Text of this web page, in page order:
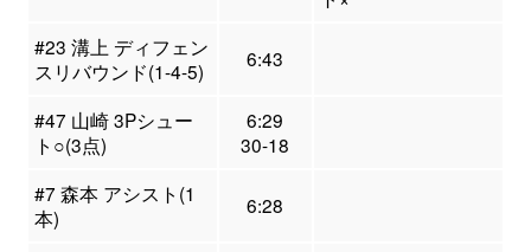
#23 溝上 ディフェン
スリバウンド(1-4-5)
6:43
#47 山崎 3Pシュー
ト○(3点)
6:29
30-18
#7 森本 アシスト(1
本)
6:28